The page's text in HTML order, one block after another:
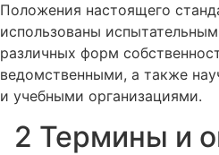
Положения настоящего
использованы
различных форм
ведомственными, а также
и учебными организациями.
2 Термины и